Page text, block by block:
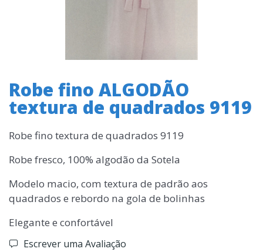
Robe fino ALGODÃO
textura de quadrados 9119
Robe fino textura de quadrados 9119
Robe fresco, 100% algodão da Sotela
Modelo macio, com textura de padrão aos
quadrados e rebordo na gola de bolinhas
Elegante e confortável
Escrever uma Avaliação